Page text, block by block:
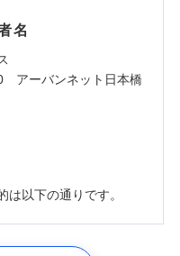
名
アーバンネット日本橋
以下の通りです。